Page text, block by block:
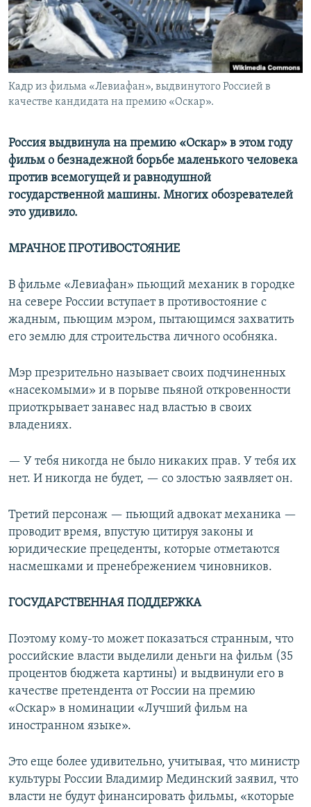
Кадр из фильма «Левиафан», выдвинутого Россией в
качестве кандидата на премию «Оскар».
Россия выдвинула на премию «Оскар» в этом году
фильм о безнадежной борьбе маленького человека
против всемогущей и равнодушной
государственной машины. Многих обозревателей
это удивило.
МРАЧНОЕ ПРОТИВОСТОЯНИЕ
В фильме «Левиафан» пьющий механик в городке
на севере России вступает в противостояние с
жадным, пьющим мэром, пытающимся захватить
его землю для строительства личного особняка.
Мэр презрительно называет своих подчиненных
«насекомыми» и в порыве пьяной откровенности
приоткрывает занавес над властью в своих
владениях.
— У тебя никогда не было никаких прав. У тебя их
нет. И никогда не будет, — со злостью заявляет он.
Третий персонаж — пьющий адвокат механика —
проводит время, впустую цитируя законы и
юридические прецеденты, которые отметаются
насмешками и пренебрежением чиновников.
ГОСУДАРСТВЕННАЯ ПОДДЕРЖКА
Поэтому кому-то может показаться странным, что
российские власти выделили деньги на фильм (35
процентов бюджета картины) и выдвинули его в
качестве претендента от России на премию
«Оскар» в номинации «Лучший фильм на
иностранном языке».
Это еще более удивительно, учитывая, что министр
культуры России Владимир Мединский заявил, что
власти не будут финансировать фильмы, «которые